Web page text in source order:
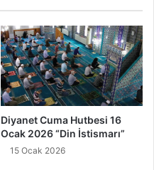
Diyanet Cuma Hutbesi 16
Ocak 2026 “Din İstismarı”
15 Ocak 2026